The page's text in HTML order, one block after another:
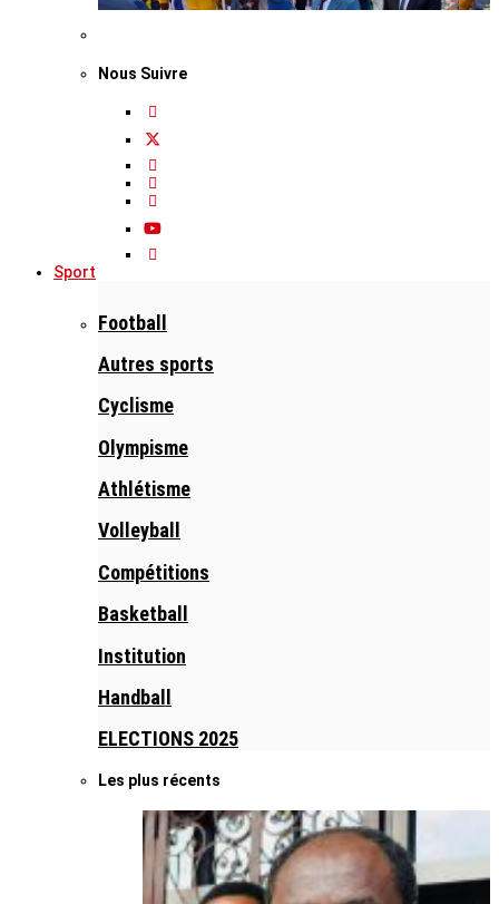
Nous Suivre
Sport
Football
Autres sports
Cyclisme
Olympisme
Athlétisme
Volleyball
Compétitions
Basketball
Institution
Handball
ELECTIONS 2025
Les plus récents